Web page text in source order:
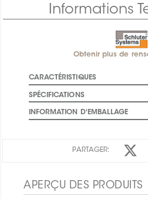
Informations
Obtenir plus de
CARACTÉRISTIQUES
SPÉCIFICATIONS
INFORMATION D'EMBALLAGE
PARTAGER:
APERÇU DES PRODUITS